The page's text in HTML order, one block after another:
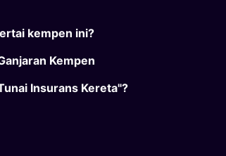
kempen ini?
Kempen
Insurans Kereta"?